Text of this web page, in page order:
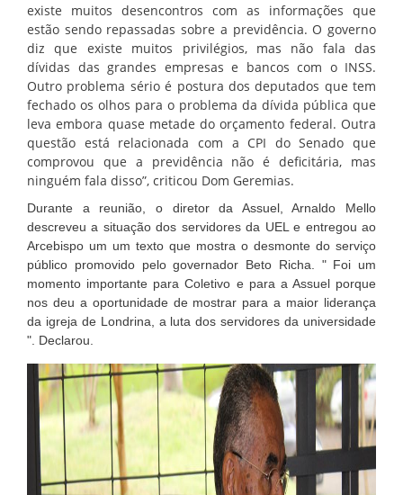
existe muitos desencontros com as informações que
estão sendo repassadas sobre a previdência. O governo
diz que existe muitos privilégios, mas não fala das
dívidas das grandes empresas e bancos com o INSS.
Outro problema sério é postura dos deputados que tem
fechado os olhos para o problema da dívida pública que
leva embora quase metade do orçamento federal. Outra
questão está relacionada com a CPI do Senado que
comprovou que a previdência não é deficitária, mas
ninguém fala disso”, criticou Dom Geremias.
Durante a reunião, o diretor da Assuel, Arnaldo Mello
descreveu a situação dos servidores da UEL e entregou ao
Arcebispo um um texto que mostra o desmonte do serviço
público promovido pelo governador Beto Richa. " Foi um
momento importante para Coletivo e para a Assuel porque
nos deu a oportunidade de mostrar para a maior liderança
da igreja de Londrina, a luta dos servidores da universidade
". Declarou.